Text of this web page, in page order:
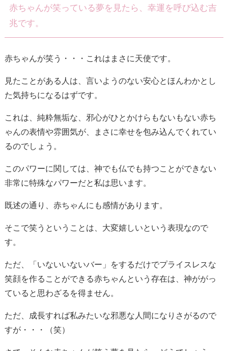
赤ちゃんが笑っている夢を見たら、幸運を呼び込む吉
兆です。
赤ちゃんが笑う・・・これはまさに天使です。
見たことがある人は、言いようのない安心とほんわかとし
た気持ちになるはずです。
これは、純粋無垢な、邪心がひとかけらもないもない赤ち
ゃんの表情や雰囲気が、まさに幸せを包み込んでくれてい
るのでしょう。
このパワーに関しては、神でも仏でも持つことができない
非常に特殊なパワーだと私は思います。
既述の通り、赤ちゃんにも感情があります。
そこで笑うということは、大変嬉しいという表現なので
す。
ただ、「いないいないバー」をするだけでプライスレスな
笑顔を作ることができる赤ちゃんという存在は、神ががっ
ていると思わざるを得ません。
ただ、成長すれば私みたいな邪悪な人間になりさがるので
すが・・・（笑）